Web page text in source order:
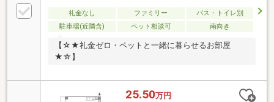
礼金なし ファミリー
バス・トイレ別
駐車場(近隣含)
ペット相談可 南向き
【☆★礼金ゼロ・ペットと一緒に暮らせるお部屋
★☆】
25.50万円